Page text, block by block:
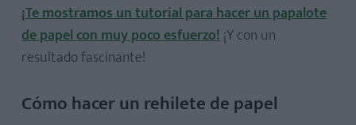
¡Te mostramos un tutorial para hacer un papalote
de papel con muy poco esfuerzo!¡Y con un
resultado fascinante!
Cómo hacer un rehilete de papel